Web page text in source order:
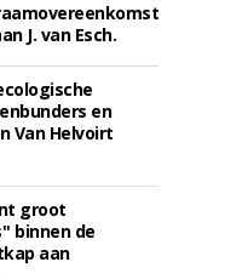
J. van Esch.
en
Van Helvoirt
groot
binnen de
aan